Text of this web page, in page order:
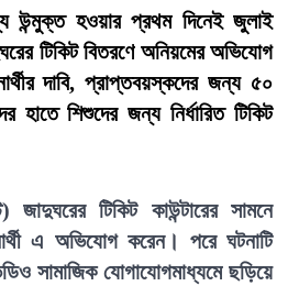
উন্মুক্ত হওয়ার প্রথম দিনেই জুলাই
টিকিট বিতরণে অনিয়মের অভিযোগ
দাবি, প্রাপ্তবয়স্কদের জন্য ৫০
হাতে শিশুদের জন্য নির্ধারিত টিকিট
টিকিট কাউন্টারের সামনে
এ অভিযোগ করেন। পরে ঘটনাটি
সামাজিক যোগাযোগমাধ্যমে ছড়িয়ে